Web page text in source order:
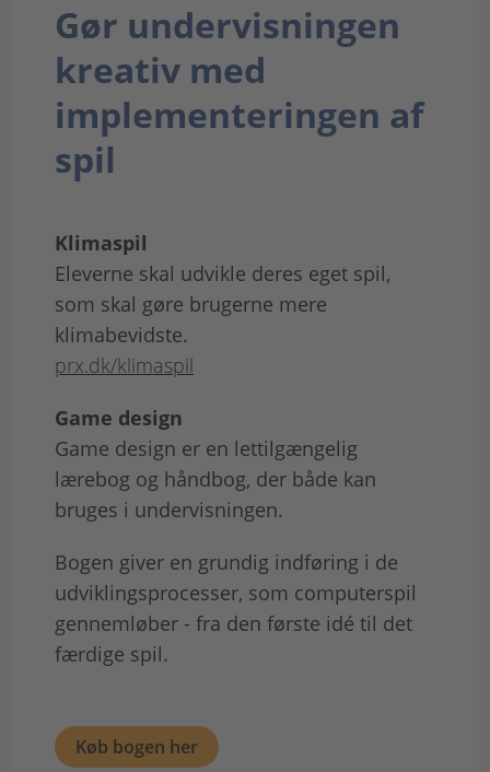
Gør undervisningen
kreativ med
implementeringen af
spil
Klimaspil
Eleverne skal udvikle deres eget spil,
som skal gøre brugerne mere
klimabevidste.
prx.dk/klimaspil
Game design
Game design er en lettilgængelig
lærebog og håndbog, der både kan
bruges i undervisningen.
Bogen giver en grundig indføring i de
udviklingsprocesser, som computerspil
gennemløber - fra den første idé til det
færdige spil.
Køb bogen her